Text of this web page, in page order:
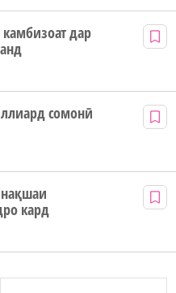
дар
сомонӣ
кард